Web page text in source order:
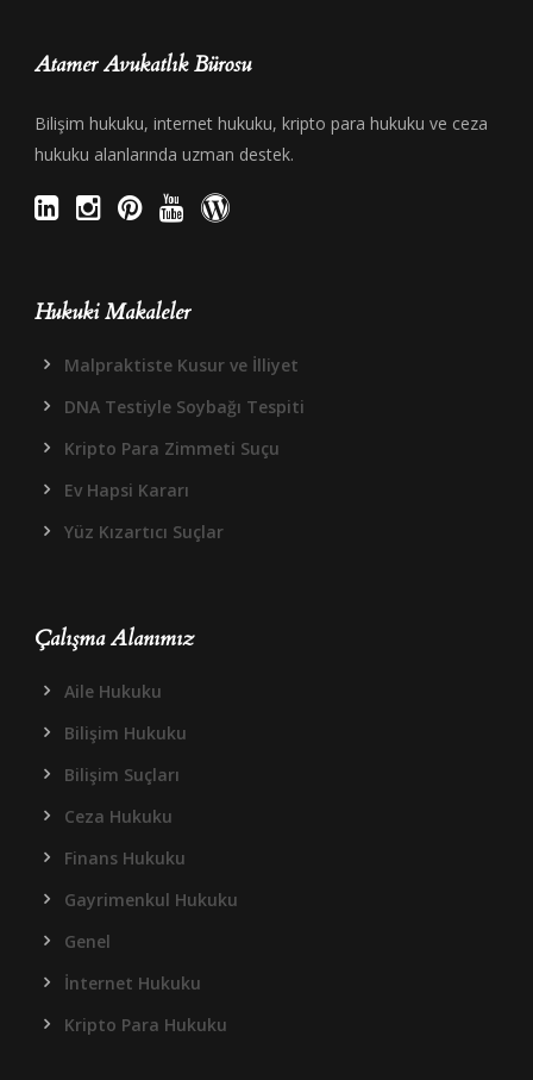
Atamer Avukatlık Bürosu
Bilişim hukuku, internet hukuku, kripto para hukuku ve ceza
hukuku alanlarında uzman destek.
Hukuki Makaleler
Malpraktiste Kusur ve İlliyet
DNA Testiyle Soybağı Tespiti
Kripto Para Zimmeti Suçu
Ev Hapsi Kararı
Yüz Kızartıcı Suçlar
Çalışma Alanımız
Aile Hukuku
Bilişim Hukuku
Bilişim Suçları
Ceza Hukuku
Finans Hukuku
Gayrimenkul Hukuku
Genel
İnternet Hukuku
Kripto Para Hukuku